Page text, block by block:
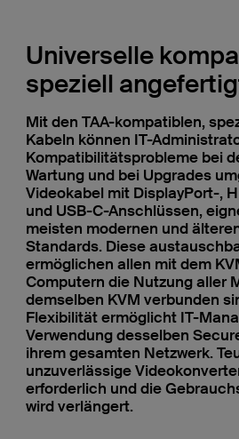
Universelle
speziell
Mit den TAA-kompatiblen,
Kabeln können IT-
Kompatibilitätsprobleme bei
Wartung und bei Upgrades
Videokabel mit DisplayPort-,
und USB-C-Anschlüssen,
meisten modernen und
Standards. Diese
ermöglichen allen mit dem
Computern die Nutzung aller
demselben KVM verbunden
Flexibilität ermöglicht IT-
Verwendung desselben
ihrem gesamten Netzwerk.
unzuverlässige
erforderlich und die
wird verlängert.